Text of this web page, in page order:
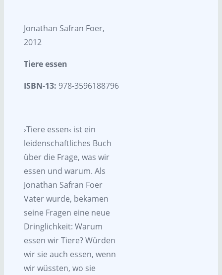
Jonathan Safran Foer,
2012
Tiere essen
ISBN-13: 978-3596188796
›Tiere essen‹ ist ein
leidenschaftliches Buch
über die Frage, was wir
essen und warum. Als
Jonathan Safran Foer
Vater wurde, bekamen
seine Fragen eine neue
Dringlichkeit: Warum
essen wir Tiere? Würden
wir sie auch essen, wenn
wir wüssten, wo sie